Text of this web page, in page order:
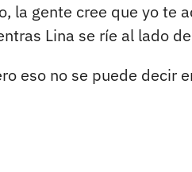
la gente cree que yo te
Lina se ríe al lado
eso no se puede decir